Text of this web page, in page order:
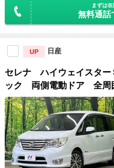
まずは
無料通話
UP 日産
セレナ ハイウェイスター
ック 両側電動ドア 全
禁煙車 ドラレコ コーナ
ヘッド ビルトインＥＴ
ミ 車線逸脱警報 オート